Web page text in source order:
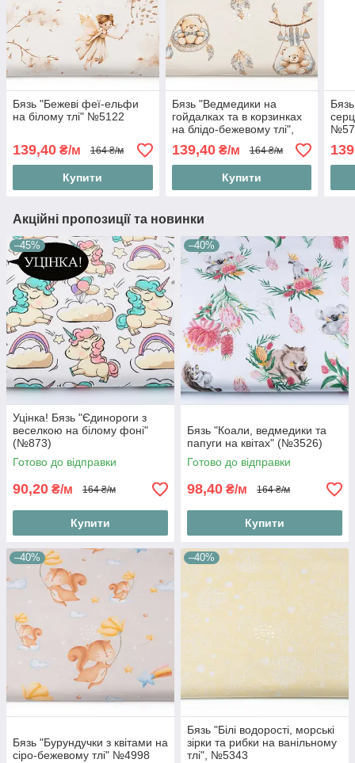
Бязь "Бежеві феї-ельфи
на білому тлі" №5122
139,40 ₴/м 164 ₴/м
Купити
Бязь "Ведмедики на
гойдалках та в корзинках
на блідо-бежевому тлі",
№5605
139,40₴/м 164 ₴/м
Купити
Акційні пропозиції та новинки
–45%
Уцінка! Бязь "Єдинороги з
веселкою на білому фоні"
(№873)
Готово до відправки
90,20 ₴/м 164 ₴/м
Купити
–40%
Бязь "Коали, ведмедики та
папуги на квітах" (№3526)
Готово до відправки
98,40 ₴/м 164 ₴/м
Купити
–40%
Бязь "Бурундучки з квітами на
сіро-бежевому тлі" №4998
–40%
Бязь "Білі водорості, морські
зірки та рибки на ванільному
тлі", №5343